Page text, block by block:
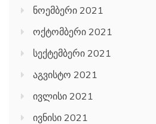
ნოემბერი 2021
ოქტომბერი 2021
სექტემბერი 2021
აგვისტო 2021
ივლისი 2021
ივნისი 2021